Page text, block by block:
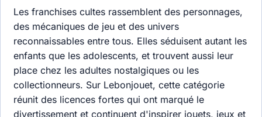
Les franchises cultes rassemblent des personnages,
des mécaniques de jeu et des univers
reconnaissables entre tous. Elles séduisent autant les
enfants que les adolescents, et trouvent aussi leur
place chez les adultes nostalgiques ou les
collectionneurs. Sur Lebonjouet, cette catégorie
réunit des licences fortes qui ont marqué le
divertissement et continuent d'inspirer jouets, jeux et